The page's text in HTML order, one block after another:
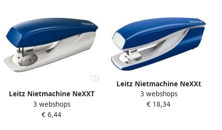
Leitz Nietmachine NeXXT
klein model 25 vel blauw
3 webshops
€ 6,44
Leitz Nietmachine NeXXt
5502 30vel 24 6 blauw
3 webshops
€ 18,34